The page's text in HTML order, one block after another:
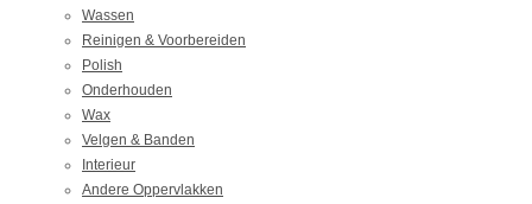
Wassen
Reinigen & Voorbereiden
Polish
Onderhouden
Wax
Velgen & Banden
Interieur
Andere Oppervlakken